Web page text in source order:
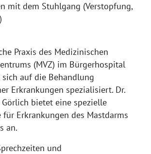
mit dem Stuhlgang (Verstopfung,
Praxis des Medizinischen
(MVZ) im Bürgerhospital
auf die Behandlung
Erkrankungen spezialisiert. Dr.
bietet eine spezielle
für Erkrankungen des Mastdarms
an.
und